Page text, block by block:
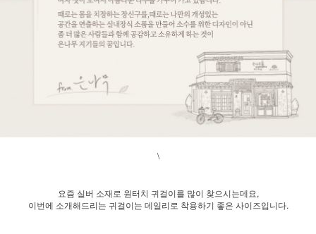
\
요즘 실버 소재로 원터치 귀걸이를 많이 찾으시는데요,
이번에 소개해드리는 귀걸이는 데일리로 착용하기 좋은 사이즈입니다.